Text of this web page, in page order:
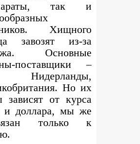
так и
Хищного
завозят из-за
Основные
поставщики –
Нидерланды,
Но их
зависят от курса
и доллара, мы же
только к